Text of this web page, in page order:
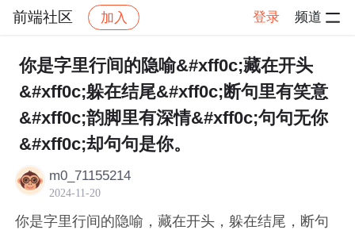
前端社区 加入 登录 频道
社区 前端社区 感慨 帖子详情
你是字里行间的隐喻&#xff0c;藏在开头
&#xff0c;躲在结尾&#xff0c;断句里有笑意
&#xff0c;韵脚里有深情&#xff0c;句句无你
&#xff0c;却句句是你。
m0_71155214
2024-11-20
你是字里行间的隐喻，藏在开头，躲在结尾，断句